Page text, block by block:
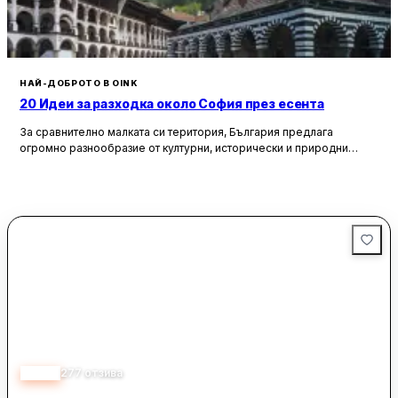
НАЙ-ДОБРОТО В OINK
20 Идеи за разходка около София през есента
За сравнително малката си територия, България предлага
огромно разнообразие от културни, исторически и природни
сезон планините около столицата предлагат чист въздух, красива
277 отзива